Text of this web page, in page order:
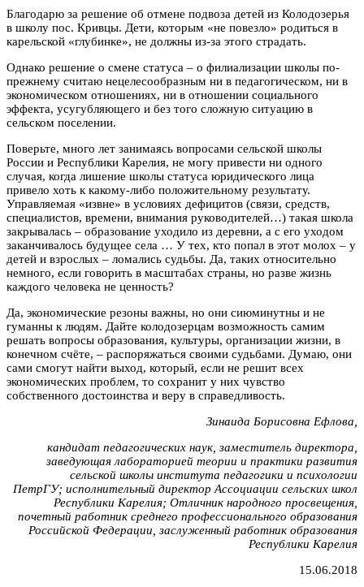
Благодарю за решение об отмене подвоза детей из Колодозерья
в школу пос. Кривцы. Дети, которым «не повезло» родиться в
карельской «глубинке», не должны из-за этого страдать.
Однако решение о смене статуса – о филиализации школы по-
прежнему считаю нецелесообразным ни в педагогическом, ни в
экономическом отношениях, ни в отношении социального
эффекта, усугубляющего и без того сложную ситуацию в
сельском поселении.
Поверьте, много лет занимаясь вопросами сельской школы
России и Республики Карелия, не могу привести ни одного
случая, когда лишение школы статуса юридического лица
привело хоть к какому-либо положительному результату.
Управляемая «извне» в условиях дефицитов (связи, средств,
специалистов, времени, внимания руководителей…) такая школа
закрывалась – образование уходило из деревни, а с его уходом
заканчивалось будущее села … У тех, кто попал в этот молох – у
детей и взрослых – ломались судьбы. Да, таких относительно
немного, если говорить в масштабах страны, но разве жизнь
каждого человека не ценность?
Да, экономические резоны важны, но они сиюминутны и не
гуманны к людям. Дайте колодозерцам возможность самим
решать вопросы образования, культуры, организации жизни, в
конечном счёте, – распоряжаться своими судьбами. Думаю, они
сами смогут найти выход, который, если не решит всех
экономических проблем, то сохранит у них чувство
собственного достоинства и веру в справедливость.
Зинаида Борисовна Ефлова,
кандидат педагогических наук, заместитель директора,
заведующая лабораторией теории и практики развития
сельской школы института педагогики и психологии
ПетрГУ; исполнительный директор Ассоциации сельских школ
Республики Карелия; Отличник народного просвещения,
почетный работник среднего профессионального образования
Российской Федерации, заслуженный работник образования
Республики Карелия
15.06.2018